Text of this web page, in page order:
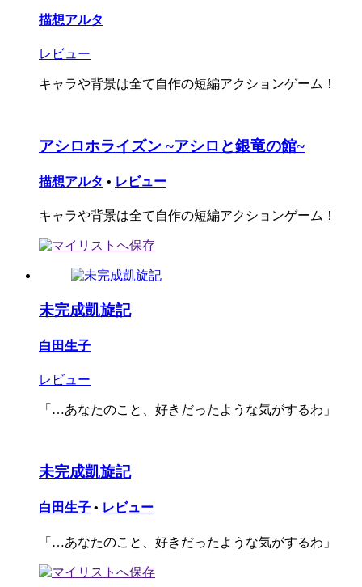
描想アルタ
レビュー
キャラや背景は全て自作の短編アクションゲーム！
アシロホライズン ~アシロと銀竜の館~
描想アルタ • レビュー
キャラや背景は全て自作の短編アクションゲーム！
未完成凱旋記
白田生子
レビュー
「…あなたのこと、好きだったような気がするわ」
未完成凱旋記
白田生子 • レビュー
「…あなたのこと、好きだったような気がするわ」